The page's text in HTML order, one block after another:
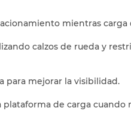
mientras carga
calzos de rueda y
para mejorar la visibilidad.
de carga cuando